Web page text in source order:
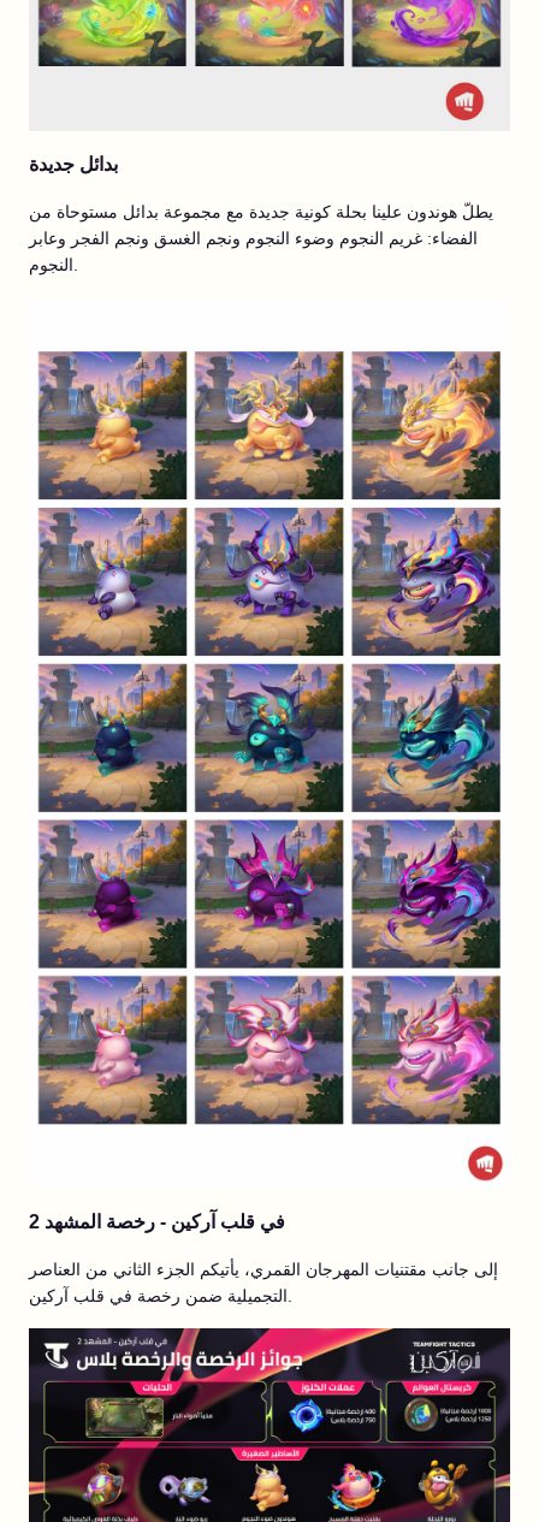
بدائل جديدة
يطلّ هوندون علينا بحلة كونية جديدة مع مجموعة بدائل مستوحاة من
الفضاء: غريم النجوم وضوء النجوم ونجم الغسق ونجم الفجر وعابر
النجوم.
في قلب آركين - رخصة المشهد 2
إلى جانب مقتنيات المهرجان القمري، يأتيكم الجزء الثاني من العناصر
التجميلية ضمن رخصة في قلب آركين.